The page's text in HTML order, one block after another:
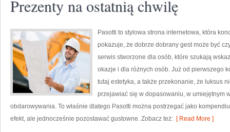
Prezenty na ostatnią chwilę
Pasotti to stylowa strona internetowa, która
pokazuje, że dobrze dobrany gest może być
serwis stworzone dla osób, które szukają
okazje i dla różnych osób. Już od pierwszego
tutaj estetyka, a także przekonanie, że luksus
przejawiać się w dopasowaniu, w umiejętnym
obdarowywania. To właśnie dlatego Pasotti można postrzegać jako
efekt, ale jednocześnie pozostawać gustowne. Zobacz też: [ Read More ]